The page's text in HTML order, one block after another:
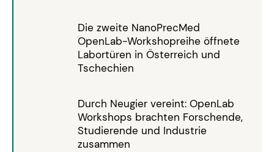
Die zweite NanoPrecMed
OpenLab-Workshopreihe öffnete
Labortüren in Österreich und
Tschechien
Durch Neugier vereint: OpenLab
Workshops brachten Forschende,
Studierende und Industrie
zusammen